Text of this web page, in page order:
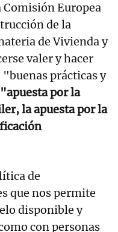
Comisión Europea
de la
de Vivienda y
valer y hacer
prácticas y
"apuesta por la
la apuesta por la
de
que nos permite
disponible y
con personas